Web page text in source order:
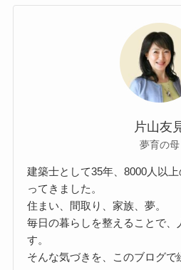
片山友
夢育の母
建築士として35年、8000人以
ってきました。
住まい、間取り、家族、夢。
毎日の暮らしを整えることで、
す。
そんな気づきを、このブログで